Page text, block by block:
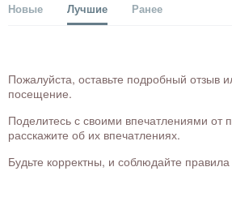
Новые Лучшие Ранее
Пожалуйста, оставьте подробный отзыв
посещение.
Поделитесь с своими впечатлениями
расскажите об их впечатлениях.
Будьте корректны, и соблюдайте